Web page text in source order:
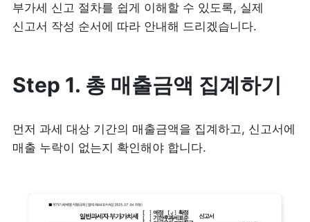
부가세 신고 절차를 쉽게 이해할 수 있도록, 실제
신고서 작성 순서에 따라 안내해 드리겠습니다.
Step 1. 총 매출금액 집계하기
먼저 과세 대상 기간의 매출금액을 집계하고, 신고서에
매출 누락이 없는지 확인해야 합니다.